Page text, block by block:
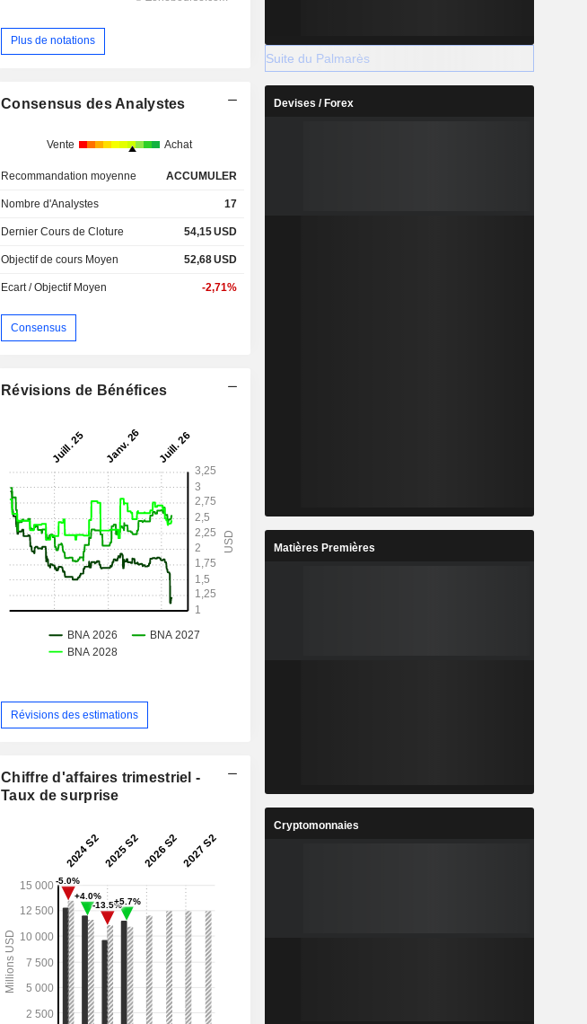
Plus de notations
Consensus des Analystes
Vente Achat
Recommandation moyenne ACCUMULER
Nombre d'Analystes 17
Dernier Cours de Cloture 54,15USD
Objectif de cours Moyen 52,68USD
Ecart / Objectif Moyen -2,71%
Consensus
Révisions de Bénéfices
Révisions des estimations
Chiffre d'affaires trimestriel -
Taux de surprise
Suite du Palmarès
Devises / Forex
Matières Premières
Cryptomonnaies